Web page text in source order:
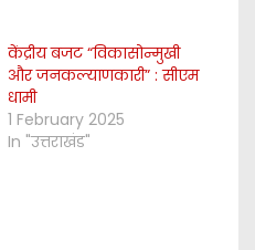
केंद्रीय बजट “विकासोन्मुखी
और जनकल्याणकारी” : सीएम
धामी
1 February 2025
In "उत्तराखंड"